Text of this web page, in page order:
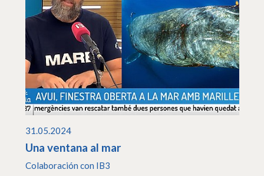
31.05.2024
Una ventana al mar
Colaboración con IB3